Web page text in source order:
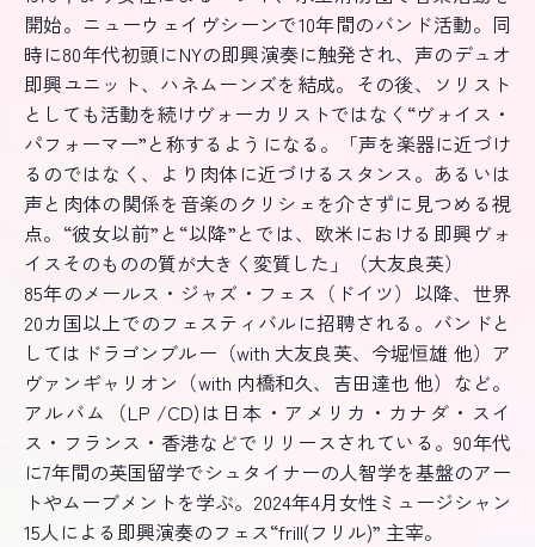
開始。ニューウェイヴシーンで10年間のバンド活動。同
時に80年代初頭にNYの即興演奏に触発され、声のデュオ
即興ユニット、ハネムーンズを結成。その後、ソリスト
としても活動を続けヴォーカリストではなく“ヴォイス・
パフォーマー”と称するようになる。「声を楽器に近づけ
るのではなく、より肉体に近づけるスタンス。あるいは
声と肉体の関係を音楽のクリシェを介さずに見つめる視
点。“彼女以前”と“以降”とでは、欧米における即興ヴォ
イスそのものの質が大きく変質した」（大友良英）
85年のメールス・ジャズ・フェス（ドイツ）以降、世界
20カ国以上でのフェスティバルに招聘される。バンドと
してはドラゴンブルー（with 大友良英、今堀恒雄 他）ア
ヴァンギャリオン（with 内橋和久、吉田達也 他）など。
アルバム（LP /CD)は日本・アメリカ・カナダ・スイ
ス・フランス・香港などでリリースされている。90年代
に7年間の英国留学でシュタイナーの人智学を基盤のアー
トやムーブメントを学ぶ。2024年4月女性ミュージシャン
15人による即興演奏のフェス“frill(フリル)” 主宰。